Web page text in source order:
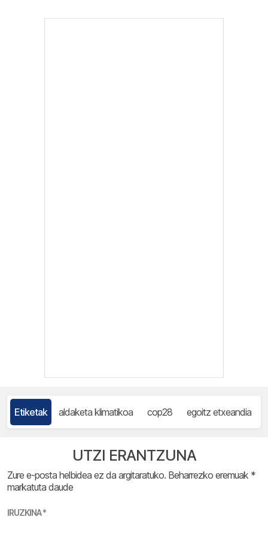
Etiketak aldaketa klimatikoa cop28 egoitz etxeandia
UTZI ERANTZUNA
Zure e-posta helbidea ez da argitaratuko. Beharrezko eremuak *
markatuta daude
IRUZKINA*